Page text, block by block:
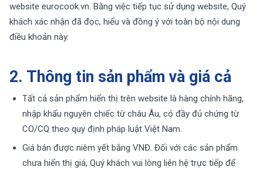
THƯƠNG HIỆU
NỘI DUNG YÊU CẦU
→ GỬI YÊU CẦU BÁO GIÁ
website eurocook.vn. Bằng việc tiếp tục sử dụng website, Quý
khách xác nhận đã đọc, hiểu và đồng ý với toàn bộ nội dung
điều khoản này.
2. Thông tin sản phẩm và giá cả
Tất cả sản phẩm hiển thị trên website là hàng chính hãng,
nhập khẩu nguyên chiếc từ châu Âu, có đầy đủ chứng từ
CO/CQ theo quy định pháp luật Việt Nam.
Giá bán được niêm yết bằng VNĐ. Đối với các sản phẩm
chưa hiển thị giá, Quý khách vui lòng liên hệ trực tiếp để